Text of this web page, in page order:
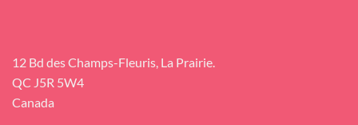
12 Bd des Champs-Fleuris, La Prairie.
QC J5R 5W4
Canada